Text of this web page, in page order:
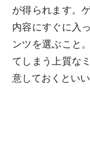
が得られます。
内容にすぐに入
ンツを選ぶこと
てしまう上質な
意しておくといい